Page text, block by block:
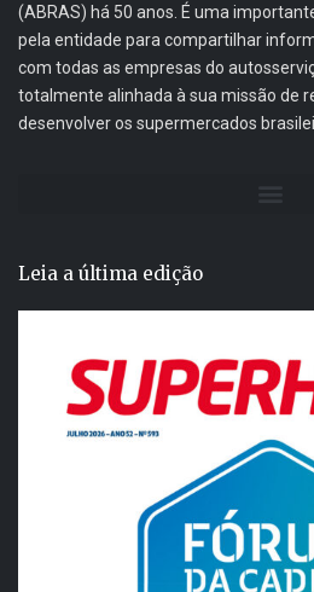
(ABRAS) há 50 anos. É uma
pela entidade para compartilhar
com todas as empresas do
totalmente alinhada à sua missão de
desenvolver os supermercados
Leia a última edição